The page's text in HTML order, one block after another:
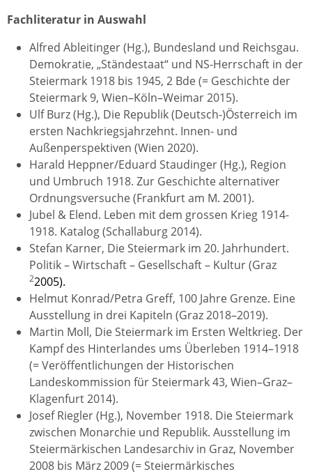
Fachliteratur in Auswahl
Alfred Ableitinger (Hg.), Bundesland und Reichsgau.
Demokratie, „Ständestaat“ und NS-Herrschaft in der
Steiermark 1918 bis 1945, 2 Bde (= Geschichte der
Steiermark 9, Wien–Köln–Weimar 2015).
Ulf Burz (Hg.), Die Republik (Deutsch-)Österreich im
ersten Nachkriegsjahrzehnt. Innen- und
Außenperspektiven (Wien 2020).
Harald Heppner/Eduard Staudinger (Hg.), Region
und Umbruch 1918. Zur Geschichte alternativer
Ordnungsversuche (Frankfurt am M. 2001).
Jubel & Elend. Leben mit dem grossen Krieg 1914-
1918. Katalog (Schallaburg 2014).
Stefan Karner, Die Steiermark im 20. Jahrhundert.
Politik – Wirtschaft – Gesellschaft – Kultur (Graz
22005).
Helmut Konrad/Petra Greff, 100 Jahre Grenze. Eine
Ausstellung in drei Kapiteln (Graz 2018–2019).
Martin Moll, Die Steiermark im Ersten Weltkrieg. Der
Kampf des Hinterlandes ums Überleben 1914–1918
(= Veröffentlichungen der Historischen
Landeskommission für Steiermark 43, Wien–Graz–
Klagenfurt 2014).
Josef Riegler (Hg.), November 1918. Die Steiermark
zwischen Monarchie und Republik. Ausstellung im
Steiermärkischen Landesarchiv in Graz, November
2008 bis März 2009 (= Steiermärkisches